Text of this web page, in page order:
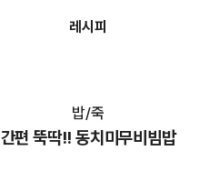
레시피
밥/죽
간편 뚝딱!! 동치미무비빔밥